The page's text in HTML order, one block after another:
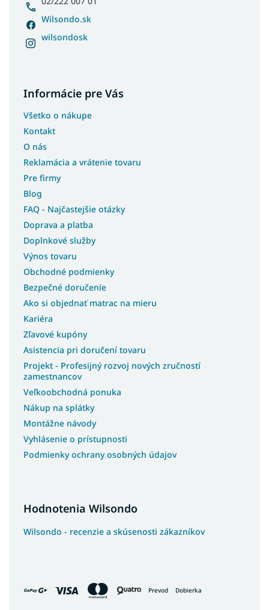
Wilsondo.sk
wilsondosk
Informácie pre Vás
Všetko o nákupe
Kontakt
O nás
Reklamácia a vrátenie tovaru
Pre firmy
Blog
FAQ - Najčastejšie otázky
Doprava a platba
Doplnkové služby
Výnos tovaru
Obchodné podmienky
Bezpečné doručenie
Ako si objednať matrac na mieru
Kariéra
Zľavové kupóny
Asistencia pri doručení tovaru
Projekt - Profesijný rozvoj nových zručností
zamestnancov
Veľkoobchodná ponuka
Nákup na splátky
Montážne návody
Vyhlásenie o prístupnosti
Podmienky ochrany osobných údajov
Hodnotenia Wilsondo
Wilsondo - recenzie a skúsenosti zákazníkov
Prevod Dobierka